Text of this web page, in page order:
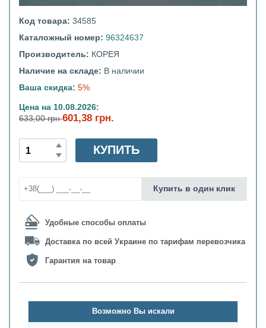
Код товара: 34585
Каталожный номер: 96324637
Производитель: КОРЕЯ
Наличие на складе: В наличии
Ваша скидка: 5%
Цена на 10.08.2026:
633,00 грн601,38 грн.
Удобные способы оплаты
Доставка по всей Украине по тарифам перевозчика
Гарантия на товар
КУПИТЬ
Купить в один клик
Возможно Вы искали